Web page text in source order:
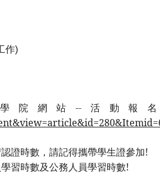
作)
院網站--活動報
證時數，請記得攜帶學生證參加!
習時數及公務人員學習時數!